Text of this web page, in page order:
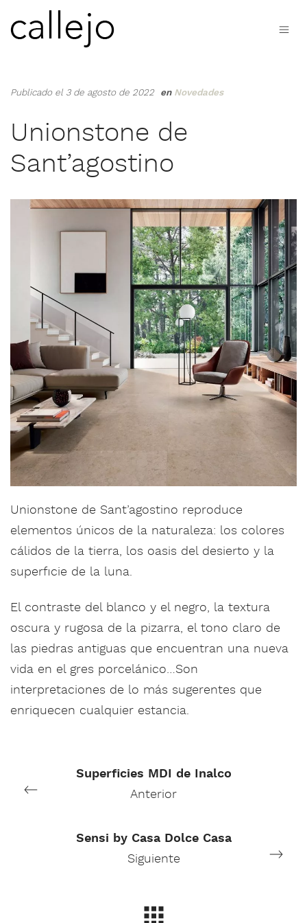
Publicado el 3 de agosto de 2022 en Novedades
Unionstone de
Sant’agostino
Unionstone de Sant’agostino reproduce
elementos únicos de la naturaleza: los colores
cálidos de la tierra, los oasis del desierto y la
superficie de la luna.
El contraste del blanco y el negro, la textura
oscura y rugosa de la pizarra, el tono claro de
las piedras antiguas que encuentran una nueva
vida en el gres porcelánico…Son
interpretaciones de lo más sugerentes que
enriquecen cualquier estancia.
Superficies MDI de Inalco
Anterior
Sensi by Casa Dolce Casa
Siguiente